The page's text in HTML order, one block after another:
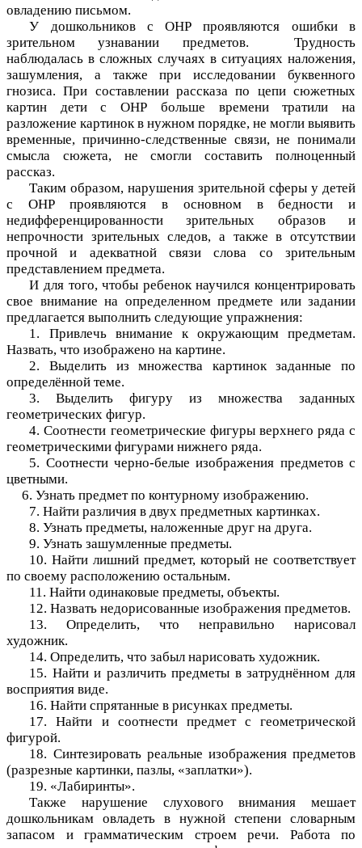
овладению письмом.
У дошкольников с ОНР проявляются ошибки в
зрительном узнавании предметов. Трудность
наблюдалась в сложных случаях в ситуациях наложения,
зашумления, а также при исследовании буквенного
гнозиса. При составлении рассказа по цепи сюжетных
картин дети с ОНР больше времени тратили на
разложение картинок в нужном порядке, не могли выявить
временные, причинно-следственные связи, не понимали
смысла сюжета, не смогли составить полноценный
рассказ.
Таким образом, нарушения зрительной сферы у детей
с ОНР проявляются в основном в бедности и
недифференцированности зрительных образов и
непрочности зрительных следов, а также в отсутствии
прочной и адекватной связи слова со зрительным
представлением предмета.
И для того, чтобы ребенок научился концентрировать
свое внимание на определенном предмете или задании
предлагается выполнить следующие упражнения:
1. Привлечь внимание к окружающим предметам.
Назвать, что изображено на картине.
2. Выделить из множества картинок заданные по
определённой теме.
3. Выделить фигуру из множества заданных
геометрических фигур.
4. Соотнести геометрические фигуры верхнего ряда с
геометрическими фигурами нижнего ряда.
5. Соотнести черно-белые изображения предметов с
цветными.
6. Узнать предмет по контурному изображению.
7. Найти различия в двух предметных картинках.
8. Узнать предметы, наложенные друг на друга.
9. Узнать зашумленные предметы.
10. Найти лишний предмет, который не соответствует
по своему расположению остальным.
11. Найти одинаковые предметы, объекты.
12. Назвать недорисованные изображения предметов.
13. Определить, что неправильно нарисовал
художник.
14. Определить, что забыл нарисовать художник.
15. Найти и различить предметы в затруднённом для
восприятия виде.
16. Найти спрятанные в рисунках предметы.
17. Найти и соотнести предмет с геометрической
фигурой.
18. Синтезировать реальные изображения предметов
(разрезные картинки, пазлы, «заплатки»).
19. «Лабиринты».
Также нарушение слухового внимания мешает
дошкольникам овладеть в нужной степени словарным
запасом и грамматическим строем речи. Работа по